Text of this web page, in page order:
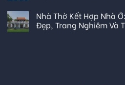
Nhà Thờ Kết Hợp Nhà
Đẹp, Trang Nghiêm Và